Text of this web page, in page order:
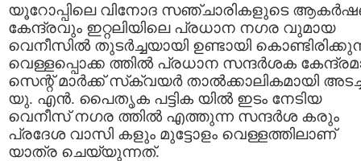
യൂറോപ്പിലെ വിനോദ സഞ്ചാരികളുടെ
കേന്ദ്രവും ഇറ്റലിയിലെ പ്രധാന നഗര വുമായ
വെനീസില്‍ തുടര്‍ച്ചയായി ഉണ്ടായി
വെള്ളപ്പൊക്ക ത്തില്‍ പ്രധാന സന്ദര്‍ശക
സെന്റ് മാര്‍ക്ക് സ്‌ക്വയര്‍ താല്‍ക്കാലികമായി
യു. എന്‍. പൈതൃക പട്ടിക യില്‍ ഇടം നേടിയ
വെനീസ് നഗര ത്തില്‍ എത്തുന്ന സന്ദര്‍ശ കരും
പ്രദേശ വാസി കളും മുട്ടോളം വെള്ളത്തിലാണ്
യാത്ര ചെയ്യുന്നത്.